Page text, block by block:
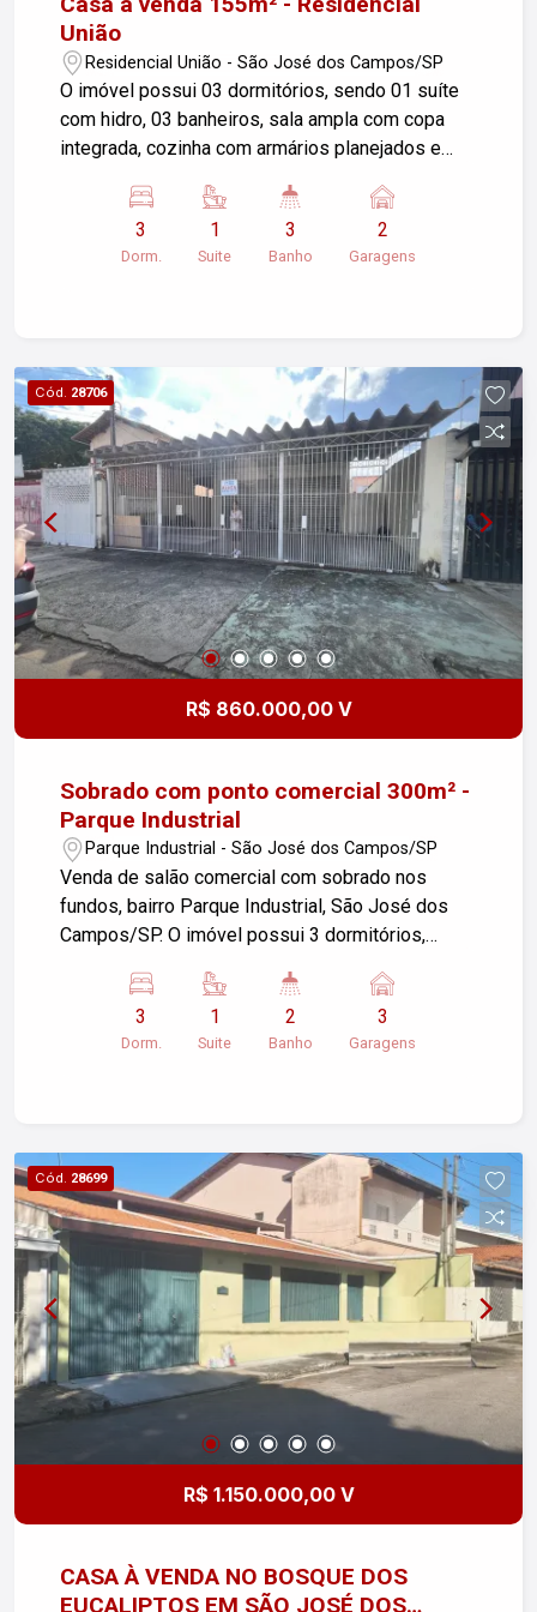
União
Residencial União - São José dos Campos/SP
O imóvel possui 03 dormitórios, sendo 01 suíte
com hidro, 03 banheiros, sala ampla com copa
integrada, cozinha com armários planejados e
churrasqueira. Esta é uma excelente oportunidade
para quem busca conforto e espaço em uma boa
localização. A casa conta com ambiente amplo e
3
Dorm.
1
Suite
3
Banho
2
Garagens
Cód. 28706
R$ 860.000,00 V
Sobrado com ponto comercial 300m² -
Parque Industrial
Parque Industrial - São José dos Campos/SP
Venda de salão comercial com sobrado nos
fundos, bairro Parque Industrial, São José dos
Campos/SP. O imóvel possui 3 dormitórios,
área construída de 300m², em um terreno de
315,00 m². Ideal para quem busca espaço e a
possibilidade de empreender. Não perca essa
3
Dorm.
1
Suite
2
Banho
3
Garagens
Cód. 28699
R$ 1.150.000,00 V
CASA À VENDA NO BOSQUE DOS
EUCALIPTOS EM SÃO JOSÉ DOS